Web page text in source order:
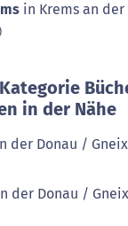
in Krems an
in der Nähe
der Donau /
der Donau /